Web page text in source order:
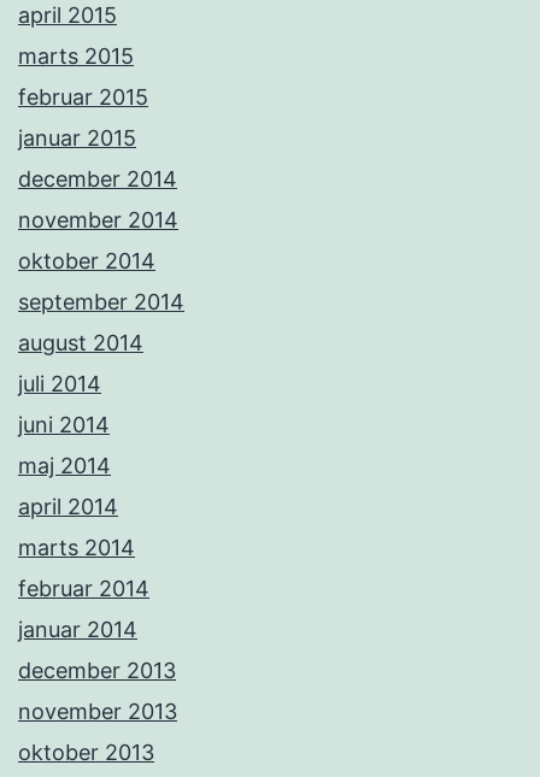
april 2015
marts 2015
februar 2015
januar 2015
december 2014
november 2014
oktober 2014
september 2014
august 2014
juli 2014
juni 2014
maj 2014
april 2014
marts 2014
februar 2014
januar 2014
december 2013
november 2013
oktober 2013